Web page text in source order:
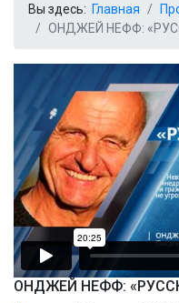
Вы здесь: Главная
ОНДЖЕЙ НЕФФ:
ОНДЖЕЙ НЕФФ: